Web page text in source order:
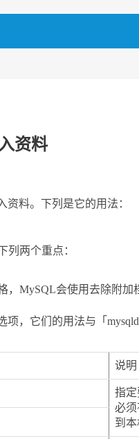
资料
资料。下列是它的用法：
列两个重点：
MySQL会使用去除附加
项，它们的用法与「
说明
指定
必
到